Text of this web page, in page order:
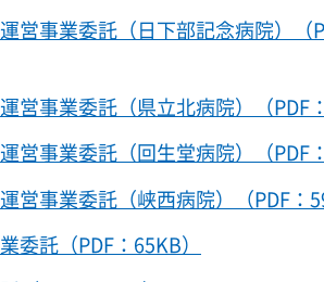
事業委託（日下部記念病院）（
事業委託（県立北病院）（PDF：
事業委託（回生堂病院）（PDF：
事業委託（峡西病院）（PDF：
託（PDF：65KB）